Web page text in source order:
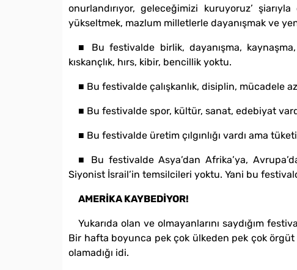
onurlandırıyor, geleceğimizi kuruyoruz’
yükseltmek, mazlum milletlerle dayanışmak ve
■ Bu festivalde birlik, dayanışma,
kıskançlık, hırs, kibir, bencillik yoktu.
■ Bu festivalde çalışkanlık, disiplin, mücadele
■ Bu festivalde spor, kültür, sanat, edebiyat
■ Bu festivalde üretim çılgınlığı vardı ama
■ Bu festivalde Asya’dan Afrika’ya,
Siyonist İsrail’in temsilcileri yoktu. Yani bu
AMERİKA KAYBEDİYOR!
Yukarıda olan ve olmayanlarını saydığım
Bir hafta boyunca pek çok ülkeden pek çok örgüt
olamadığı idi.